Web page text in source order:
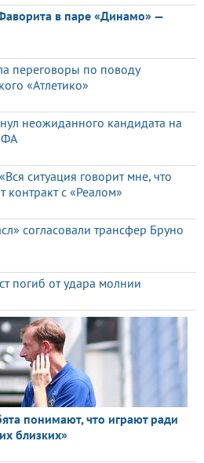
в паре «Динамо» —
переговоры по поводу
«Атлетико»
неожиданного кандидата на
ситуация говорит мне, что
контракт с «Реалом»
согласовали трансфер Бруно
погиб от удара молнии
понимают, что играют ради
близких»